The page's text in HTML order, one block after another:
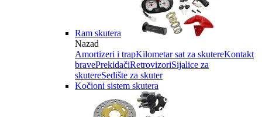
Ram skutera
Nazad
Amortizeri i trapKilometar sat za skutereKontakt
bravePrekidačiRetrovizoriSijalice za
skutereSedište za skuter
Kočioni sistem skutera